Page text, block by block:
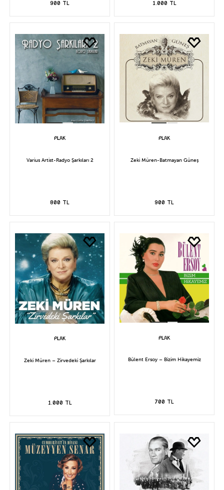
900 TL 1.000 TL
Varius Artist-Radyo Şarkıları 2
800 TL
Zeki Müren-Batmayan Güneş
900 TL
Zeki Müren – Zirvedeki Şarkılar
1.000 TL
Bülent Ersoy – Bizim Hikayemiz
700 TL